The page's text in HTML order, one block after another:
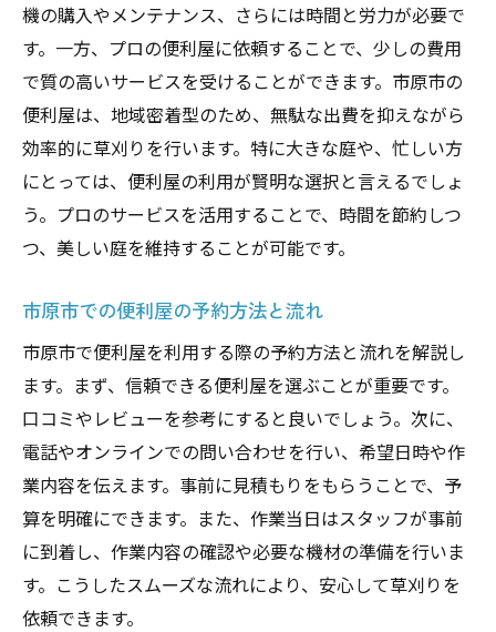
地元のニーズに応じた柔軟な対応力
安心の地元価格と高いコストパフォーマン
ス
便利屋による環境に優しい草刈り手法
地域コミュニティとの協力関係
市原市の庭を守る便利屋サービスの成功事例
草刈り以外の付加サービスの魅力
継続的なメンテナンスで保つ美しい庭
地域イベントとの連携による庭の活用
顧客満足度の高い成功事例の紹介
プロフェッショナルによるトラブル解決事
例
手軽に庭を整える市原市便利屋の草刈り活用術
日々のメンテナンスを簡単にするポイント
便利屋に依頼することで得られる時間と労
力の節約
機の購入やメンテナンス、さらには時間と労力が必要で
す。一方、プロの便利屋に依頼することで、少しの費用
で質の高いサービスを受けることができます。市原市の
便利屋は、地域密着型のため、無駄な出費を抑えながら
効率的に草刈りを行います。特に大きな庭や、忙しい方
にとっては、便利屋の利用が賢明な選択と言えるでしょ
う。プロのサービスを活用することで、時間を節約しつ
つ、美しい庭を維持することが可能です。
市原市での便利屋の予約方法と流れ
市原市で便利屋を利用する際の予約方法と流れを解説し
ます。まず、信頼できる便利屋を選ぶことが重要です。
口コミやレビューを参考にすると良いでしょう。次に、
電話やオンラインでの問い合わせを行い、希望日時や作
業内容を伝えます。事前に見積もりをもらうことで、予
算を明確にできます。また、作業当日はスタッフが事前
に到着し、作業内容の確認や必要な機材の準備を行いま
す。こうしたスムーズな流れにより、安心して草刈りを
依頼できます。